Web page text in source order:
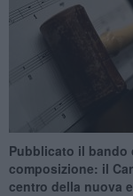
Pubblicato il bando
composizione: il
centro della nuova